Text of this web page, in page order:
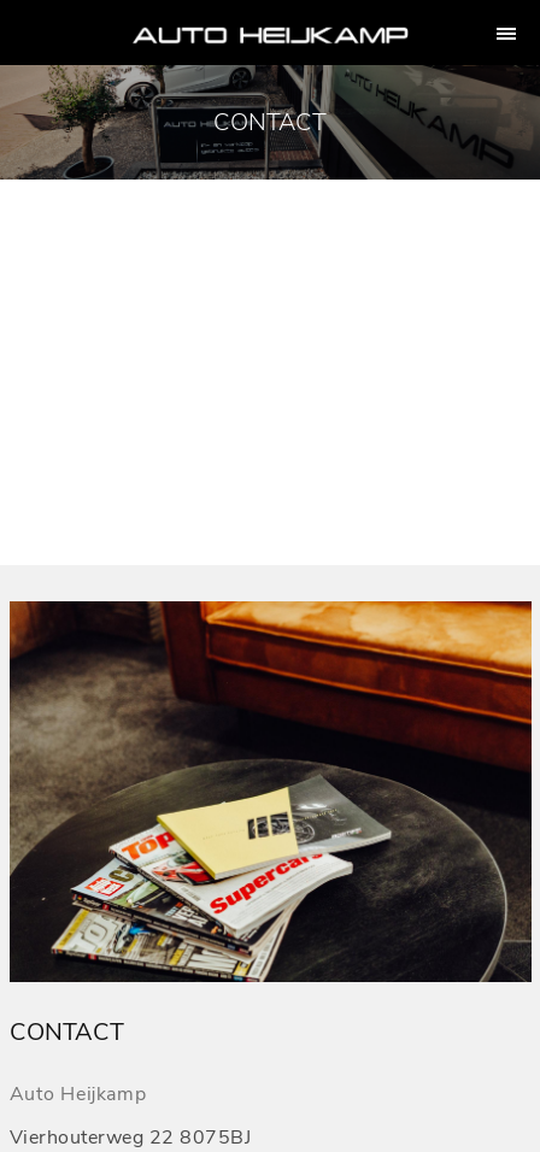
CONTACT
CONTACT
Auto Heijkamp
Vierhouterweg 22 8075BJ